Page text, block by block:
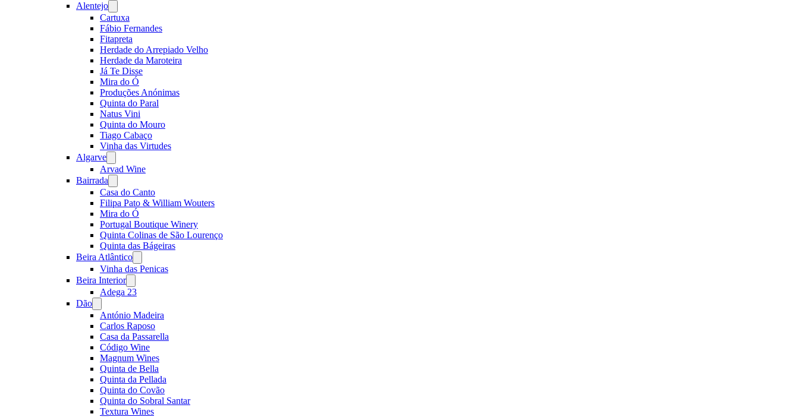
Alentejo
menu
Cartuxa
Fábio Fernandes
Fitapreta
Herdade do Arrepiado Velho
Herdade da Maroteira
Já Te Disse
Mira do Ó
Produções Anónimas
Quinta do Paral
Natus Vini
Quinta do Mouro
Tiago Cabaço
Vinha das Virtudes
Algarve
menu
Arvad Wine
Bairrada
menu
Casa do Canto
Filipa Pato & William Wouters
Mira do Ó
Portugal Boutique Winery
Quinta Colinas de São Lourenço
Quinta das Bágeiras
Beira Atlântico
menu
Vinha das Penicas
Beira Interior
menu
Adega 23
Dão
menu
António Madeira
Carlos Raposo
Casa da Passarella
Código Wine
Magnum Wines
Quinta de Bella
Quinta da Pellada
Quinta do Covão
Quinta do Sobral Santar
Textura Wines